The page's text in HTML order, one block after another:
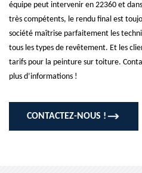
équipe peut intervenir en 22360 et
très compétents, le rendu final est
société maîtrise parfaitement les
tous les types de revêtement. Et les
tarifs pour la peinture sur toiture.
plus d’informations !
CONTACTEZ-NOUS !